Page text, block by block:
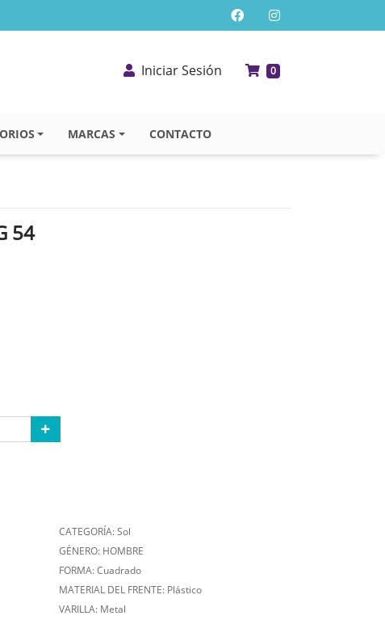
Iniciar Sesión 0
MARCAS CONTACTO
54
CATEGORÍA: Sol
GÉNERO: HOMBRE
FORMA: Cuadrado
MATERIAL DEL FRENTE: Plástico
VARILLA: Metal